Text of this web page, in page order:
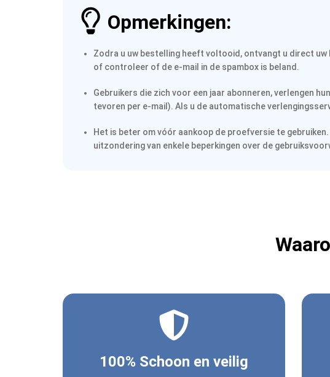
Opmerkingen:
Zodra u uw bestelling heeft voltooid, ontvangt u direct
of controleer of de e-mail in de spambox is beland.
Gebruikers die zich voor een jaar abonneren, verlengen
tevoren per e-mail). Als u de automatische
Het is beter om vóór aankoop de proefversie te
uitzondering van enkele beperkingen over de
100% Schoon en veilig